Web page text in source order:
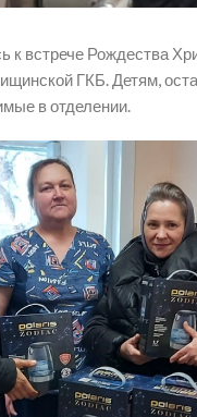
к встрече Рождества
ГКБ. Детям,
в отделении.